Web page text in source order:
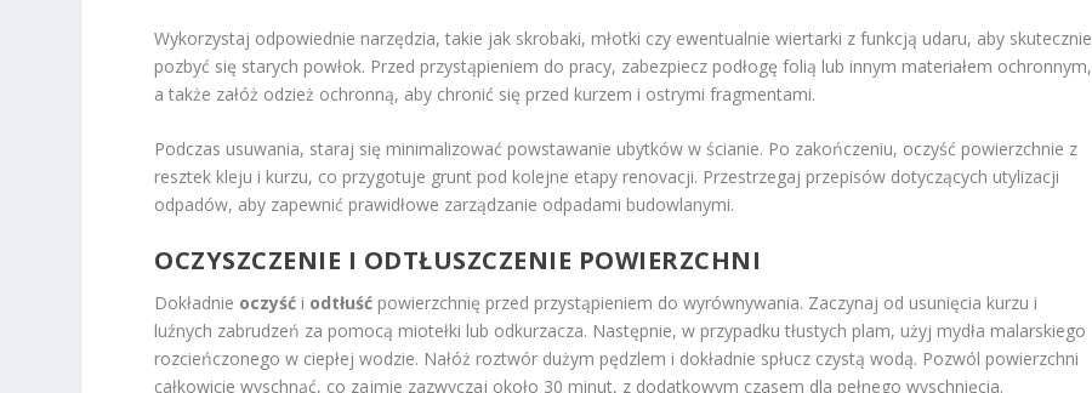
Wykorzystaj odpowiednie narzędzia, takie jak skrobaki, młotki czy ewentualnie wiertarki z funkcją udaru, aby skutecznie
pozbyć się starych powłok. Przed przystąpieniem do pracy, zabezpiecz podłogę folią lub innym materiałem ochronnym,
a także załóż odzież ochronną, aby chronić się przed kurzem i ostrymi fragmentami.
Podczas usuwania, staraj się minimalizować powstawanie ubytków w ścianie. Po zakończeniu, oczyść powierzchnie z
resztek kleju i kurzu, co przygotuje grunt pod kolejne etapy renovacji. Przestrzegaj przepisów dotyczących utylizacji
odpadów, aby zapewnić prawidłowe zarządzanie odpadami budowlanymi.
OCZYSZCZENIE I ODTŁUSZCZENIE POWIERZCHNI
Dokładnie oczyść i odtłuść powierzchnię przed przystąpieniem do wyrównywania. Zaczynaj od usunięcia kurzu i
luźnych zabrudzeń za pomocą miotełki lub odkurzacza. Następnie, w przypadku tłustych plam, użyj mydła malarskiego
rozcieńczonego w ciepłej wodzie. Nałóż roztwór dużym pędzlem i dokładnie spłucz czystą wodą. Pozwól powierzchni
całkowicie wyschnąć, co zajmie zazwyczaj około 30 minut, z dodatkowym czasem dla pełnego wyschnięcia.